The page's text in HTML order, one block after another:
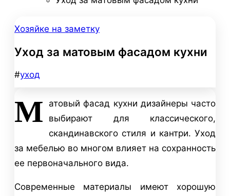
Хозяйке на заметку
Уход за матовым фасадом кухни
#уход
М
атовый фасад кухни дизайнеры часто
выбирают для классического,
скандинавского стиля и кантри. Уход
за мебелью во многом влияет на сохранность
ее первоначального вида.
Современные материалы имеют хорошую